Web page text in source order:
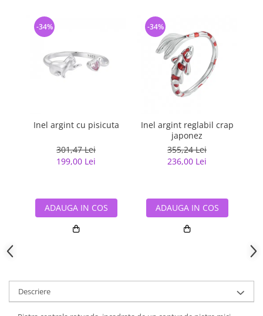
Inel argint cu pisicuta
301,47 Lei
199,00 Lei
-34%
ADAUGA IN COS
Inel argint reglabil crap
japonez
355,24 Lei
236,00 Lei
-34%
ADAUGA IN COS
Descriere